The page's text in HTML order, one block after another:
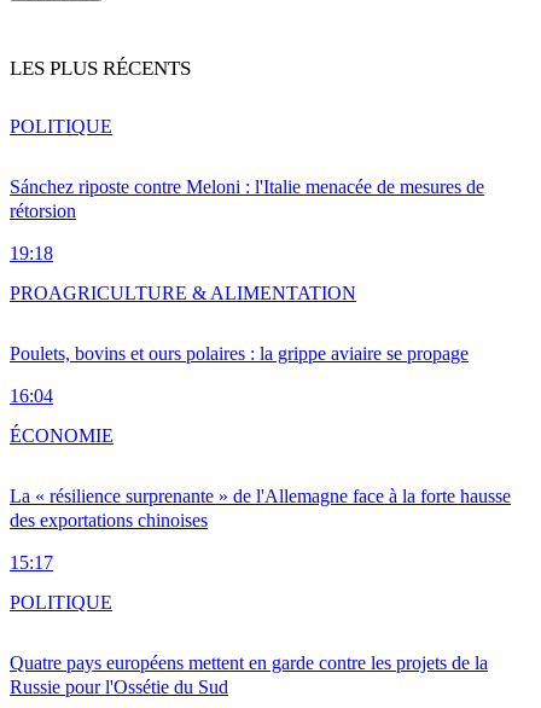
LES PLUS RÉCENTS
Sánchez riposte contre Meloni : l'Italie menacée de mesures de
rétorsion
19:18
POLITIQUE
Poulets, bovins et ours polaires : la grippe aviaire se propage
16:04
PROAGRICULTURE & ALIMENTATION
La « résilience surprenante » de l'Allemagne face à la forte hausse
des exportations chinoises
15:17
ÉCONOMIE
Quatre pays européens mettent en garde contre les projets de la
Russie pour l'Ossétie du Sud
POLITIQUE